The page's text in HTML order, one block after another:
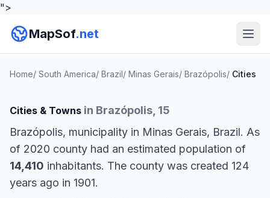
">
MapSof.net
Home/ South America/ Brazil/ Minas Gerais/ Brazópolis/ Cities
Cities & Towns in Brazópolis, 15
Brazópolis, municipality in Minas Gerais, Brazil. As
of 2020 county had an estimated population of
14,410 inhabitants. The county was created 124
years ago in 1901.